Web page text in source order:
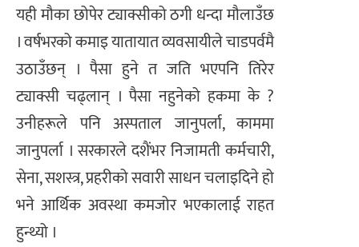
यही मौका छोपेर ट्याक्सीको ठगी धन्दा मौलाउँछ
। वर्षभरको कमाइ यातायात व्यवसायीले चाडपर्वमै
उठाउँछन् । पैसा हुने त जति भएपनि तिरेर
ट्याक्सी चढ्लान् । पैसा नहुनेको हकमा के ?
उनीहरूले पनि अस्पताल जानुपर्ला, काममा
जानुपर्ला । सरकारले दशैंभर निजामती कर्मचारी,
सेना, सशस्त्र, प्रहरीको सवारी साधन चलाइदिने हो
भने आर्थिक अवस्था कमजोर भएकालाई राहत
हुन्थ्यो ।